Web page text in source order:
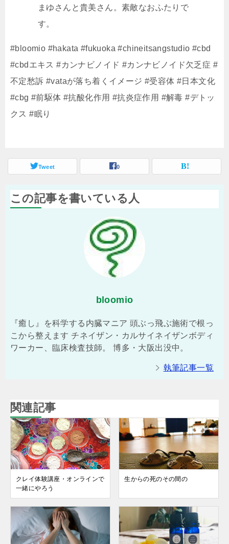
まゆさんと貴美さん。素敵なおふたりで
す。
#bloomio #hakata #fukuoka #chineitsangstudio #cbd
#cbdエキス #カンナビノイド #カンナビノイド欠乏症 #
不定愁訴 #vataが落ち着くイメージ #受容体 #日本文化
#cbg #前駆体 #抗酸化作用 #抗炎症作用 #解毒 #デトッ
クス #眠り
Tweet 0
この記事を書いている人
bloomio
『癒し』を科学する内臓マニア 頭ぶっ飛ぶ施術で根っ
こから整えます チネイザン・カルサイネイザンボディ
ワーカー、臨床検査技師。 博多・大阪出没中。
執筆記事一覧
関連記事
クレイ体験講座・オンラインで
一緒にやろう
生からの死のその間の